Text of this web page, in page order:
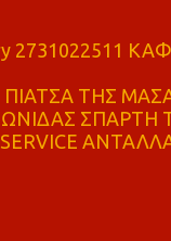
2731022511
ΤΗΣ
ΣΠΑΡΤΗ